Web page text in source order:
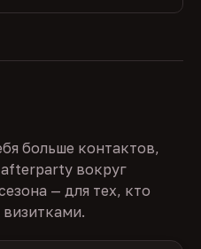
больше контактов,
вокруг
— для тех, кто